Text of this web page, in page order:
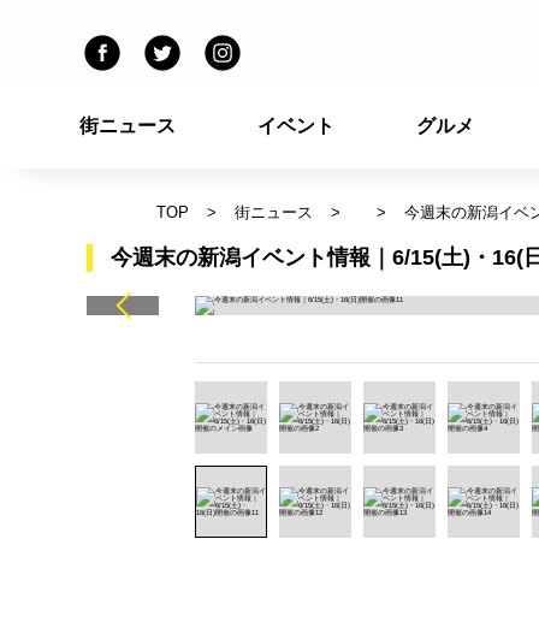
街ニュース イベント グルメ
TOP 街ニュース 今週末の新潟イベ
今週末の新潟イベント情報｜6/15(土)・16(